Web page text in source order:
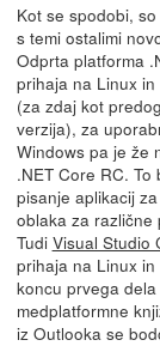
Kot se spodobi,
s temi ostalimi
Odprta platforma
prihaja na Linux in
(za zdaj kot
verzija), za
Windows pa je že
.NET Core RC. To
pisanje aplikacij
oblaka za različne
Tudi Visual Studio
prihaja na Linux in
koncu prvega
medplatformne
iz Outlooka se